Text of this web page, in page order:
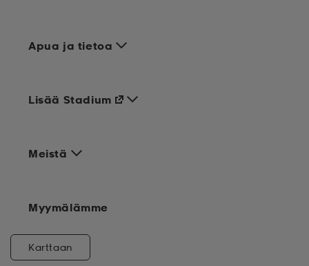
Apua ja tietoa
Meistä
Lisää Stadium
Myymälämme
Karttaan